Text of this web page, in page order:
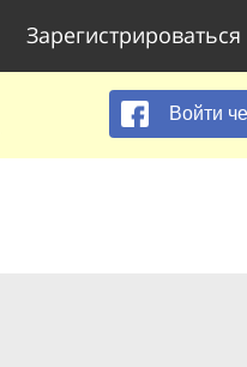
Зарегистрироваться
Войти